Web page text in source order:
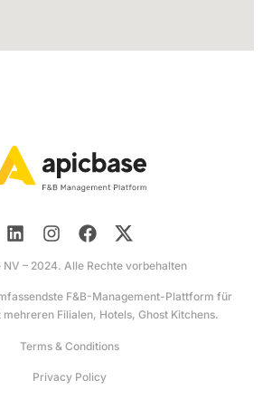
NV – 2024. Alle Rechte vorbehalten
F&B-Management-Plattform für
mehreren Filialen, Hotels, Ghost Kitchens.
Terms & Conditions
Privacy Policy